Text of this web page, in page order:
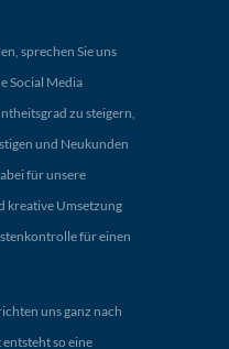
sprechen Sie uns
Social Media
zu steigern,
und Neukunden
für unsere
kreative Umsetzung
für einen
uns ganz nach
so eine